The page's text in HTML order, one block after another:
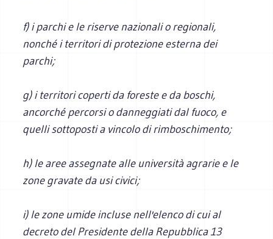
f) i parchi e le riserve nazionali o regionali,
nonché i territori di protezione esterna dei
parchi;
g) i territori coperti da foreste e da boschi,
ancorché percorsi o danneggiati dal fuoco, e
quelli sottoposti a vincolo di rimboschimento;
h) le aree assegnate alle università agrarie e le
zone gravate da usi civici;
i) le zone umide incluse nell'elenco di cui al
decreto del Presidente della Repubblica 13